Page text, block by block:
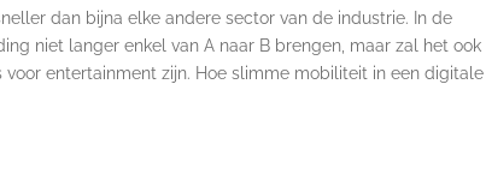
dan bijna elke andere sector van de industrie. In de
niet langer enkel van A naar B brengen, maar zal het ook
entertainment zijn. Hoe slimme mobiliteit in een digitale